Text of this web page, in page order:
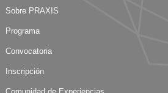
Sobre PRAXIS
Programa
Convocatoria
Inscripción